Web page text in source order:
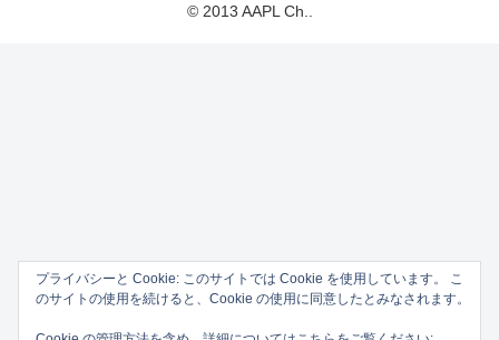
© 2013 AAPL Ch..
プライバシーと Cookie: このサイトでは Cookie を使用しています。 こ
のサイトの使用を続けると、Cookie の使用に同意したとみなされます。